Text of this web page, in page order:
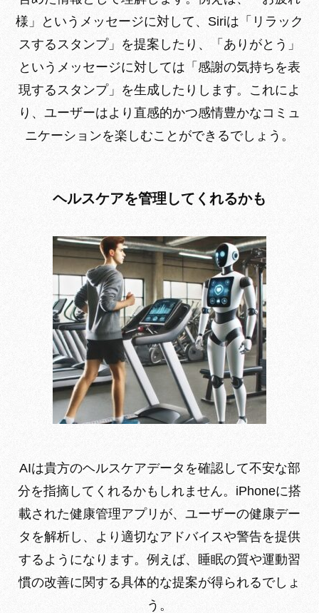
様」というメッセージに対して、Siriは「リラック
スするスタンプ」を提案したり、「ありがとう」
というメッセージに対しては「感謝の気持ちを表
現するスタンプ」を生成したりします。これによ
り、ユーザーはより直感的かつ感情豊かなコミュ
ニケーションを楽しむことができるでしょう。
ヘルスケアを管理してくれるかも
AIは貴方のヘルスケアデータを確認して不安な部
分を指摘してくれるかもしれません。iPhoneに搭
載された健康管理アプリが、ユーザーの健康デー
タを解析し、より適切なアドバイスや警告を提供
するようになります。例えば、睡眠の質や運動習
慣の改善に関する具体的な提案が得られるでしょ
う。